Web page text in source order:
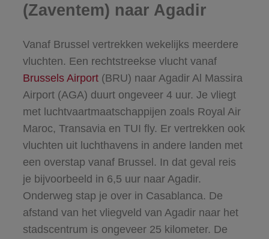
(Zaventem) naar Agadir
Vanaf Brussel vertrekken wekelijks meerdere
vluchten. Een rechtstreekse vlucht vanaf
Brussels Airport(BRU) naar Agadir Al Massira
Airport (AGA) duurt ongeveer 4 uur. Je vliegt
met luchtvaartmaatschappijen zoals Royal Air
Maroc, Transavia en TUI fly. Er vertrekken ook
vluchten uit luchthavens in andere landen met
een overstap vanaf Brussel. In dat geval reis
je bijvoorbeeld in 6,5 uur naar Agadir.
Onderweg stap je over in Casablanca. De
afstand van het vliegveld van Agadir naar het
stadscentrum is ongeveer 25 kilometer. De